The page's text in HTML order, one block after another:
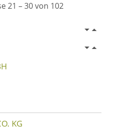
21 – 30 von 102
KG